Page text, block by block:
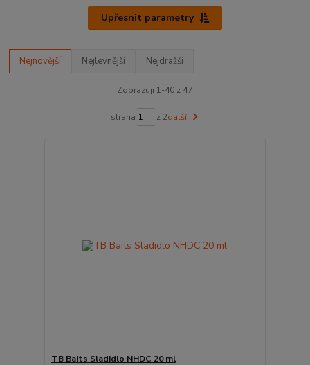
Upřesnit parametry
Nejnovější Nejlevnější Nejdražší
Zobrazuji 1-40 z 47
strana z 2další
TB Baits Sladidlo NHDC 20 ml